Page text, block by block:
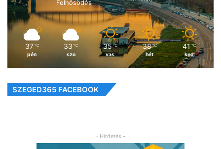
Felhősödés
37 ℃
pén
33 ℃
szo
35 ℃
vas
38 ℃
hét
41 ℃
ked
SZEGED365 FACEBOOK
- Hirdetés -